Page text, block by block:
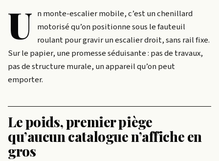
U n monte-escalier mobile, c’est un chenillard
motorisé qu’on positionne sous le fauteuil
roulant pour gravir un escalier droit, sans rail fixe.
Sur le papier, une promesse séduisante : pas de travaux,
pas de structure murale, un appareil qu’on peut
emporter.
Le poids, premier piège
qu’aucun catalogue n’affiche en
gros